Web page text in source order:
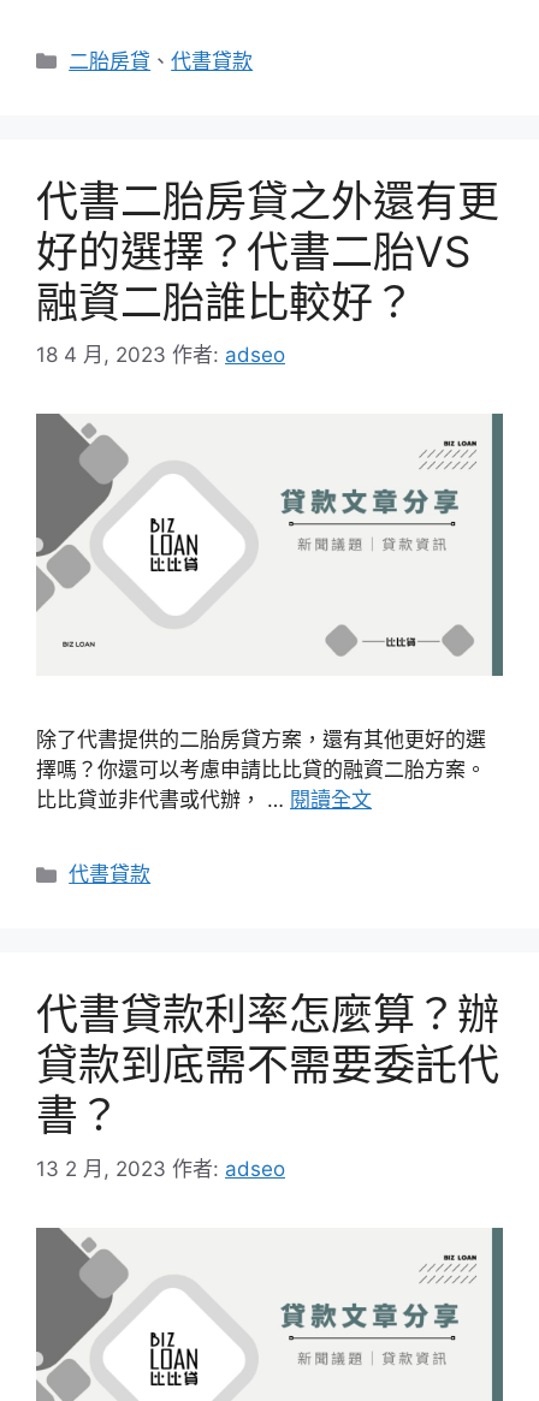
分
二胎房貸 、代書貸款
代書二胎房貸之外還有更
好的選擇？代書二胎VS
融資二胎誰比較好？
18 4 月, 2023 作者: adseo
除了代書提供的二胎房貸方案，還有其他更好的選
擇嗎？你還可以考慮申請比比貸的融資二胎方案。
比比貸並非代書或代辦， … 閱讀全文
分
代書貸款
代書貸款利率怎麼算？辦
貸款到底需不需要委託代
書？
13 2 月, 2023 作者: adseo